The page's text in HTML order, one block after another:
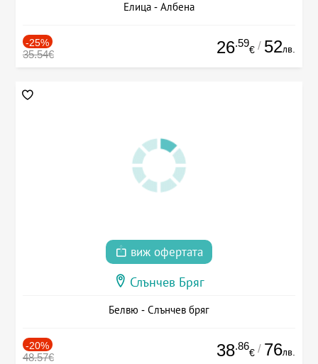
Елица - Албена
-25%
35.54€ 26.59
€ / 52лв.
виж офертата
Слънчев Бряг
Белвю - Слънчев бряг
-20%
48.57€ 38.86
€ / 76лв.